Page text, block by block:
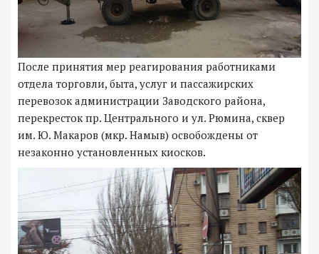
После принятия мер реагирования работниками
отдела торговли, быта, услуг и пассажирских
перевозок администрации Заводского района,
перекресток пр. Центрального и ул. Рюмина, сквер
им. Ю. Макаров (мкр. Намыв) освобождены от
незаконно установленных киосков.